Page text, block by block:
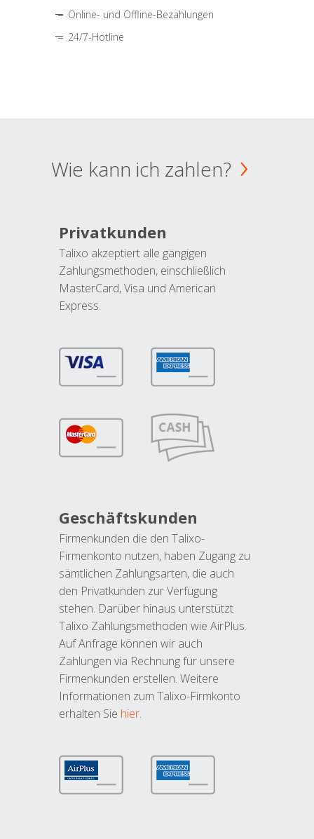
Online- und Offline-Bezahlungen
24/7-Hotline
Wie kann ich zahlen?
Privatkunden
Talixo akzeptiert alle gängigen
Zahlungsmethoden, einschließlich
MasterCard, Visa und American
Express.
Geschäftskunden
Firmenkunden die den Talixo-
Firmenkonto nutzen, haben Zugang zu
sämtlichen Zahlungsarten, die auch
den Privatkunden zur Verfügung
stehen. Darüber hinaus unterstützt
Talixo Zahlungsmethoden wie AirPlus.
Auf Anfrage können wir auch
Zahlungen via Rechnung für unsere
Firmenkunden erstellen. Weitere
Informationen zum Talixo-Firmkonto
erhalten Sie hier.